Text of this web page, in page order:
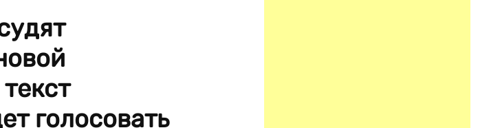
голосовать